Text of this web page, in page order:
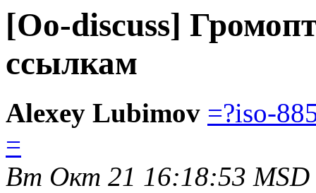
[Oo-discuss]
ссылкам
Alexey Lubimov =?iso-
=
Вт Окт 21 16:18:53 MSD